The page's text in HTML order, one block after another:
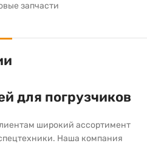
запчасти
для погрузчиков
широкий ассортимент
Наша компания